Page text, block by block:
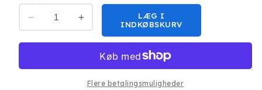
Reducer
antallet
DisplayPort
Øg
antallet
DisplayPort
1.2
LÆG I
INDKØBSKURV
Flere betalingsmuligheder